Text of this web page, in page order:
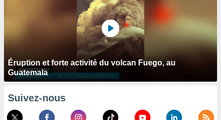
Éruption et forte activité du volcan Fuego, au
Guatemala
Suivez-nous